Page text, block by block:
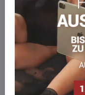
Möchten Sie
auf Lager
Zögern Sie nicht, uns zu
wieder auf!